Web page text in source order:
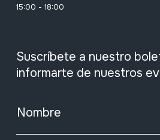
15:00 - 18:00
Suscríbete a nuestro
informarte de nuestros
Nombre